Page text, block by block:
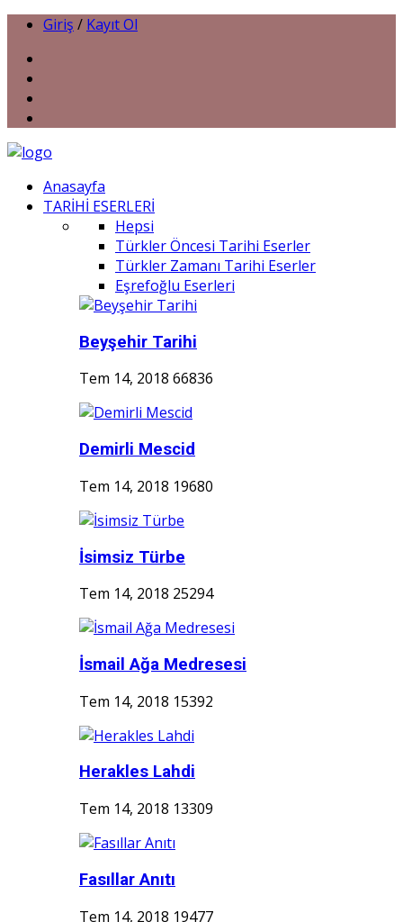
Giriş / Kayıt Ol
Anasayfa
TARİHİ ESERLERİ
Hepsi
Türkler Öncesi Tarihi Eserler
Türkler Zamanı Tarihi Eserler
Eşrefoğlu Eserleri
Beyşehir Tarihi
Tem 14, 2018 66836
Demirli Mescid
Tem 14, 2018 19680
İsimsiz Türbe
Tem 14, 2018 25294
İsmail Ağa Medresesi
Tem 14, 2018 15392
Herakles Lahdi
Tem 14, 2018 13309
Fasıllar Anıtı
Tem 14, 2018 19477